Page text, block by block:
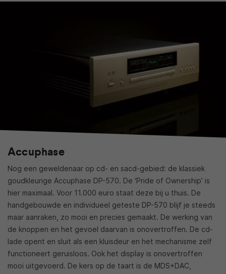
Accuphase
Nog een geweldenaar op cd- en sacd-gebied: de klassiek
goudkleurige Accuphase DP-570. De ‘Pride of Ownership’ is
hier maximaal. Voor 11.000 euro staat deze bij u thuis. De
handgebouwde en individueel geteste DP-570 blijf je steeds
maar aanraken, zo mooi en precies gemaakt. De werking van
de knoppen en het gevoel daarvan is onovertroffen. De cd-
lade opent en sluit als een kluisdeur en het mechanisme zelf
functioneert geruisloos. Ook het display is onovertroffen
mooi uitgevoerd. De kers op de taart is de MDS+DAC,